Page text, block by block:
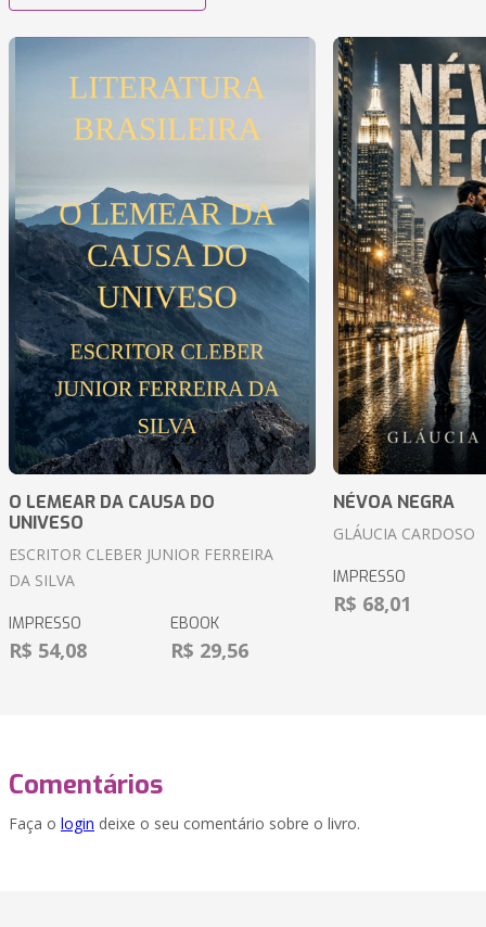
O LEMEAR DA CAUSA DO
UNIVESO
ESCRITOR CLEBER JUNIOR FERREIRA
DA SILVA
IMPRESSO
R$ 54,08
EBOOK
R$ 29,56
NÉVOA NEGRA
GLÁUCIA CARDOSO
IMPRESSO
R$ 68,01
Comentários
Faça o login deixe o seu comentário sobre o livro.